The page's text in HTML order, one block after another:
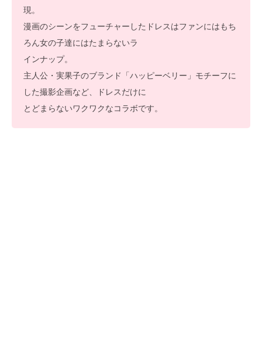
現。
漫画のシーンをフューチャーしたドレスはファンにはもち
ろん女の子達にはたまらないラ
インナップ。
主人公・実果子のブランド「ハッピーベリー」モチーフに
した撮影企画など、ドレスだけに
とどまらないワクワクなコラボです。